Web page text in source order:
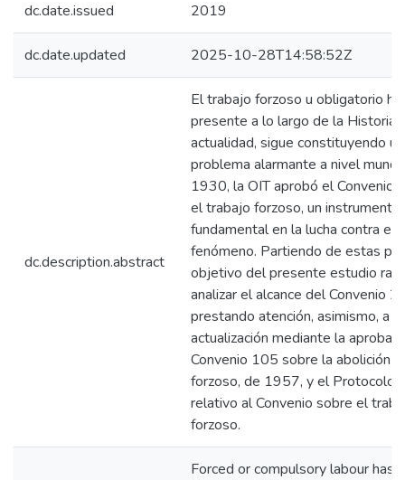
dc.date.issued 2019
dc.date.updated 2025-10-28T14:58:52Z
dc.description.abstract
El trabajo forzoso u obligatorio
presente a lo largo de la Historia
actualidad, sigue constituyendo un
problema alarmante a nivel
1930, la OIT aprobó el Convenio
el trabajo forzoso, un instrumento
fundamental en la lucha contra
fenómeno. Partiendo de estas
objetivo del presente estudio
analizar el alcance del Convenio
prestando atención, asimismo, a
actualización mediante la
Convenio 105 sobre la abolición
forzoso, de 1957, y el Protocolo
relativo al Convenio sobre el
forzoso.
Forced or compulsory labour has